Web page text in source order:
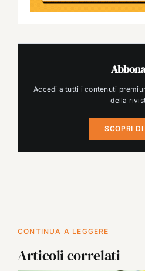
Accedi a tutti i contenuti
della
SCOPRI DI
CONTINUA A LEGGERE
Articoli correlati